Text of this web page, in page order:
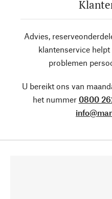
Advies,
klantenservice
problemen
U bereikt ons van
het nummer 0800